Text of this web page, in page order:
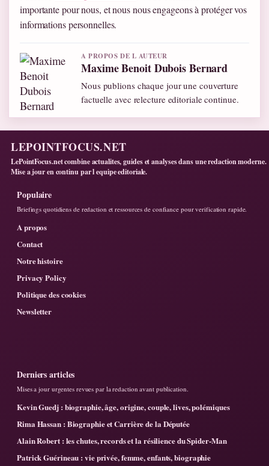
importante pour nous, et nous nous engageons à protéger vos
informations personnelles.
A PROPOS DE L AUTEUR
Maxime Benoit Dubois Bernard
Nous publions chaque jour une couverture
factuelle avec relecture editoriale continue.
LEPOINTFOCUS.NET
LePointFocus.net combine actualites, guides et analyses dans une redaction moderne.
Mise a jour en continu par l equipe editoriale.
Populaire
Briefings quotidiens de redaction et ressources de confiance pour verification rapide.
A propos
Contact
Notre histoire
Privacy Policy
Politique des cookies
Newsletter
Derniers articles
Mises a jour urgentes revues par la redaction avant publication.
Kevin Guedj : biographie, âge, origine, couple, lives, polémiques
Rima Hassan : Biographie et Carrière de la Députée
Alain Robert : les chutes, records et la résilience du Spider-Man
Patrick Guérineau : vie privée, femme, enfants, biographie